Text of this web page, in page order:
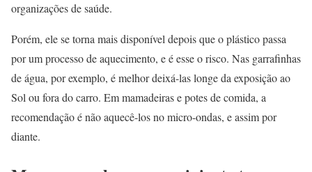
organizações de saúde.
Porém, ele se torna mais disponível depois que o plástico passa
por um processo de aquecimento, e é esse o risco. Nas garrafinhas
de água, por exemplo, é melhor deixá-las longe da exposição ao
Sol ou fora do carro. Em mamadeiras e potes de comida, a
recomendação é não aquecê-los no micro-ondas, e assim por
diante.